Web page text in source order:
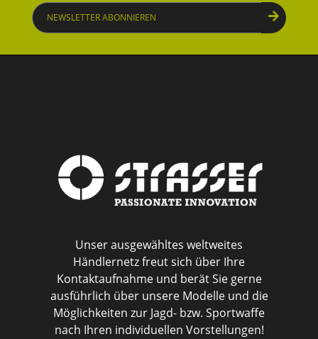
Unser ausgewähltes weltweites
Händlernetz freut sich über Ihre
Kontaktaufnahme und berät Sie gerne
ausführlich über unsere Modelle und die
Möglichkeiten zur Jagd- bzw. Sportwaffe
nach Ihren individuellen Vorstellungen!